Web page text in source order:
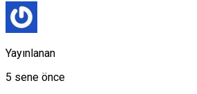
Yayınlanan
5 sene önce